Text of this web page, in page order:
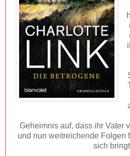
Geheimnis auf, dass ihr Vater
und nun weitreichende Folgen
sich